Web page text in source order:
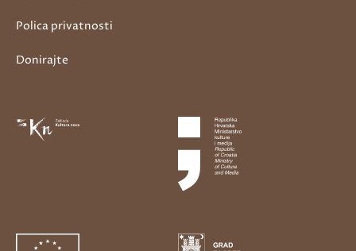
Polica privatnosti
Donirajte